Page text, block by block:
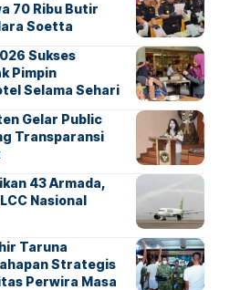
70 Ribu Butir
Soetta
Sukses
Pimpin
Selama Sehari
Gelar Public
Transparansi
43 Armada,
Nasional
Taruna
Strategis
Perwira Masa